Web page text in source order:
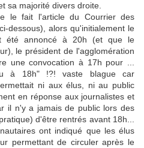
sa majorité divers droite.
le fait l'article du Courrier des
dessous) , alors qu'initialement le
été annoncé à 20h (et que le
le président de l'agglomération
une convocation à 17h pour ...
à 18h" !?! vaste blague car
ni aux élus, ni au public
en réponse aux journalistes et
il n'y a jamais de public lors des
d'être rentrés avant 18h...
ont indiqué que les élus
permettant de circuler après le